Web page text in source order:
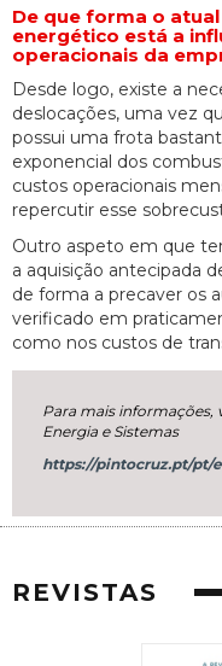
De que forma o
energético está a
operacionais da
Desde logo, existe a
deslocações, uma vez
possui uma frota
exponencial dos
custos operacionais
repercutir esse
Outro aspeto em que
a aquisição antecipada
de forma a precaver os
verificado em
como nos custos de
Para mais informações,
Energia e Sistemas
https://pintocruz.pt/pt/
REVISTAS